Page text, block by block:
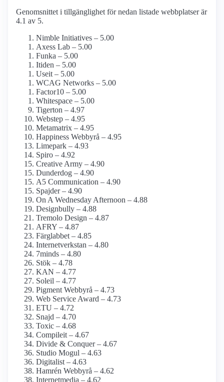
Genomsnittet i tillgänglighet för nedan listade webbplatser är
4.1 av 5.
Nimble Initiatives – 5.00
Axess Lab – 5.00
Funka – 5.00
Itiden – 5.00
Useit – 5.00
WCAG Networks – 5.00
Factor10 – 5.00
Whitespace – 5.00
Tigerton – 4.97
Webstep – 4.95
Metamatrix – 4.95
Happiness Webbyrå – 4.95
Limepark – 4.93
Spiro – 4.92
Creative Army – 4.90
Dunderdog – 4.90
A5 Communication – 4.90
Spajder – 4.90
On A Wednesday Afternoon – 4.88
Designbully – 4.88
Tremolo Design – 4.87
AFRY – 4.87
Färglabbet – 4.85
Internetverkstan – 4.80
7minds – 4.80
Stök – 4.78
KAN – 4.77
Soleil – 4.77
Pigment Webbyrå – 4.73
Web Service Award – 4.73
ETU – 4.72
Snajd – 4.70
Toxic – 4.68
Compileit – 4.67
Divide & Conquer – 4.67
Studio Mogul – 4.63
Digitalist – 4.63
Hamrén Webbyrå – 4.62
Internetmedia – 4.62